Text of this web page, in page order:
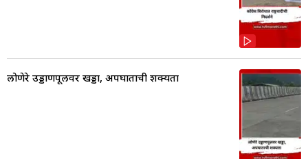
लोणेरे उड्डाणपूलवर खड्डा, अपघाताची शक्यता